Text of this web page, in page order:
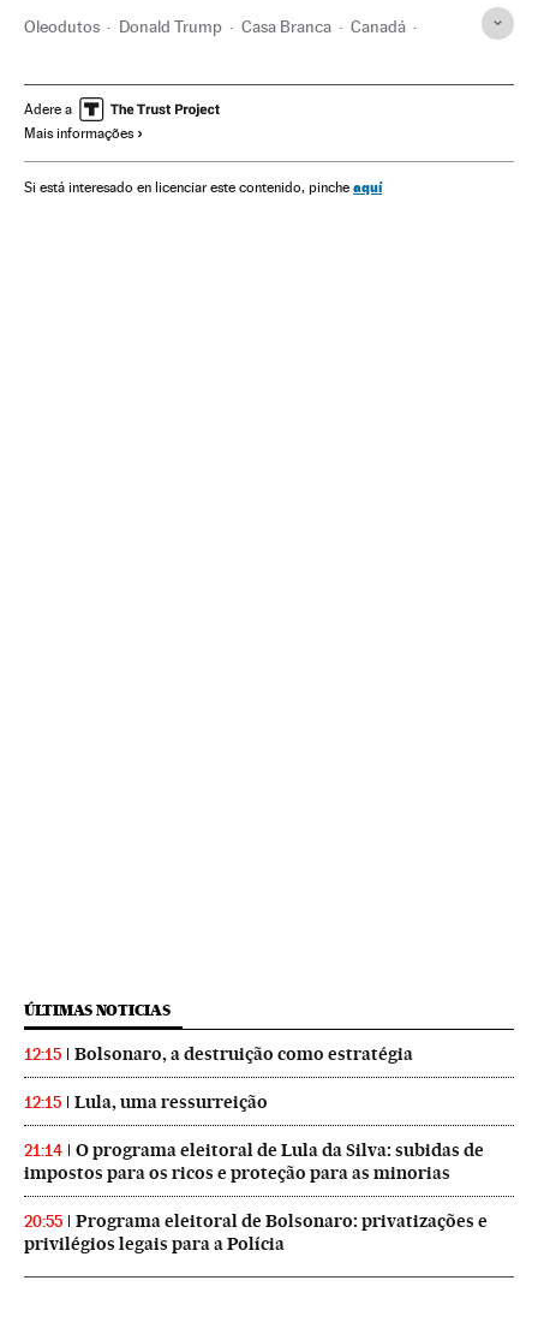
Oleodutos Donald Trump Casa Branca Canadá
América do Norte América
Administração pública
Adere a
Mais informações
Si está interesado en licenciar este contenido, pinche aquí
ÚLTIMAS NOTICIAS
12:15 Bolsonaro, a destruição como estratégia
12:15 Lula, uma ressurreição
21:14
O programa eleitoral de Lula da Silva: subidas de
impostos para os ricos e proteção para as minorias
20:55
Programa eleitoral de Bolsonaro: privatizações e
privilégios legais para a Polícia